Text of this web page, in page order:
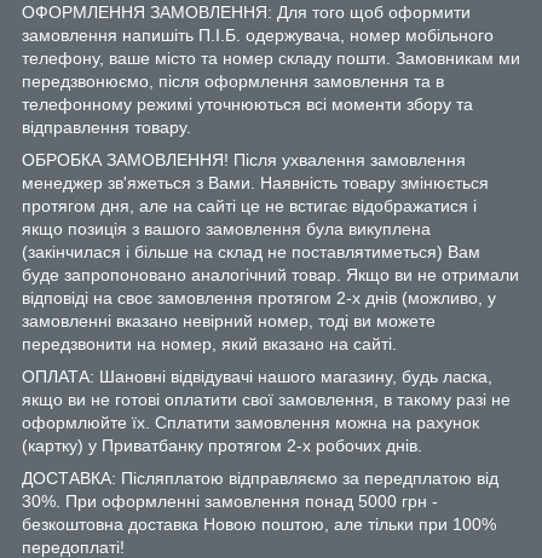
ОФОРМЛЕННЯ ЗАМОВЛЕННЯ: Для того щоб оформити
замовлення напишіть П.І.Б. одержувача, номер мобільного
телефону, ваше місто та номер складу пошти. Замовникам ми
передзвонюємо, після оформлення замовлення та в
телефонному режимі уточнюються всі моменти збору та
відправлення товару.
ОБРОБКА ЗАМОВЛЕННЯ! Після ухвалення замовлення
менеджер зв'яжеться з Вами. Наявність товару змінюється
протягом дня, але на сайті це не встигає відображатися і
якщо позиція з вашого замовлення була викуплена
(закінчилася і більше на склад не поставлятиметься) Вам
буде запропоновано аналогічний товар. Якщо ви не отримали
відповіді на своє замовлення протягом 2-х днів (можливо, у
замовленні вказано невірний номер, тоді ви можете
передзвонити на номер, який вказано на сайті.
ОПЛАТА: Шановні відвідувачі нашого магазину, будь ласка,
якщо ви не готові оплатити свої замовлення, в такому разі не
оформлюйте їх. Сплатити замовлення можна на рахунок
(картку) у Приватбанку протягом 2-х робочих днів.
ДОСТАВКА: Післяплатою відправляємо за передплатою від
30%. При оформленні замовлення понад 5000 грн -
безкоштовна доставка Новою поштою, але тільки при 100%
передоплаті!